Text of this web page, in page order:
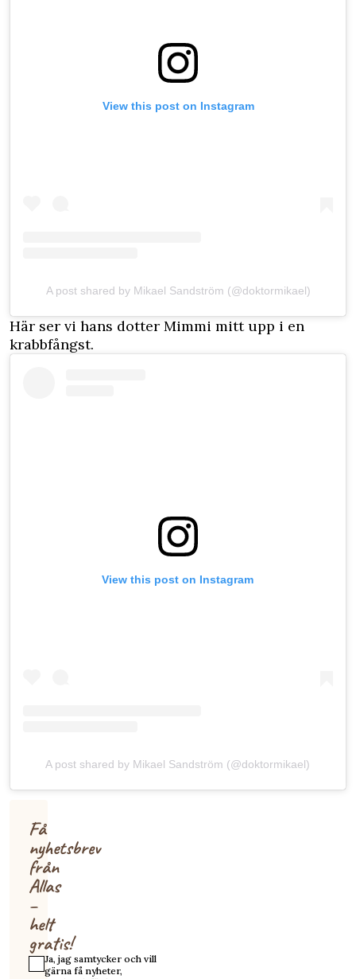
View this post on Instagram
A post shared by Mikael Sandström (@doktormikael)
Här ser vi hans dotter Mimmi mitt upp i en
krabbfångst.
View this post on Instagram
A post shared by Mikael Sandström (@doktormikael)
Få
nyhetsbrev
från
Allas
–
helt
gratis!
Ja, jag samtycker och vill
gärna få nyheter,